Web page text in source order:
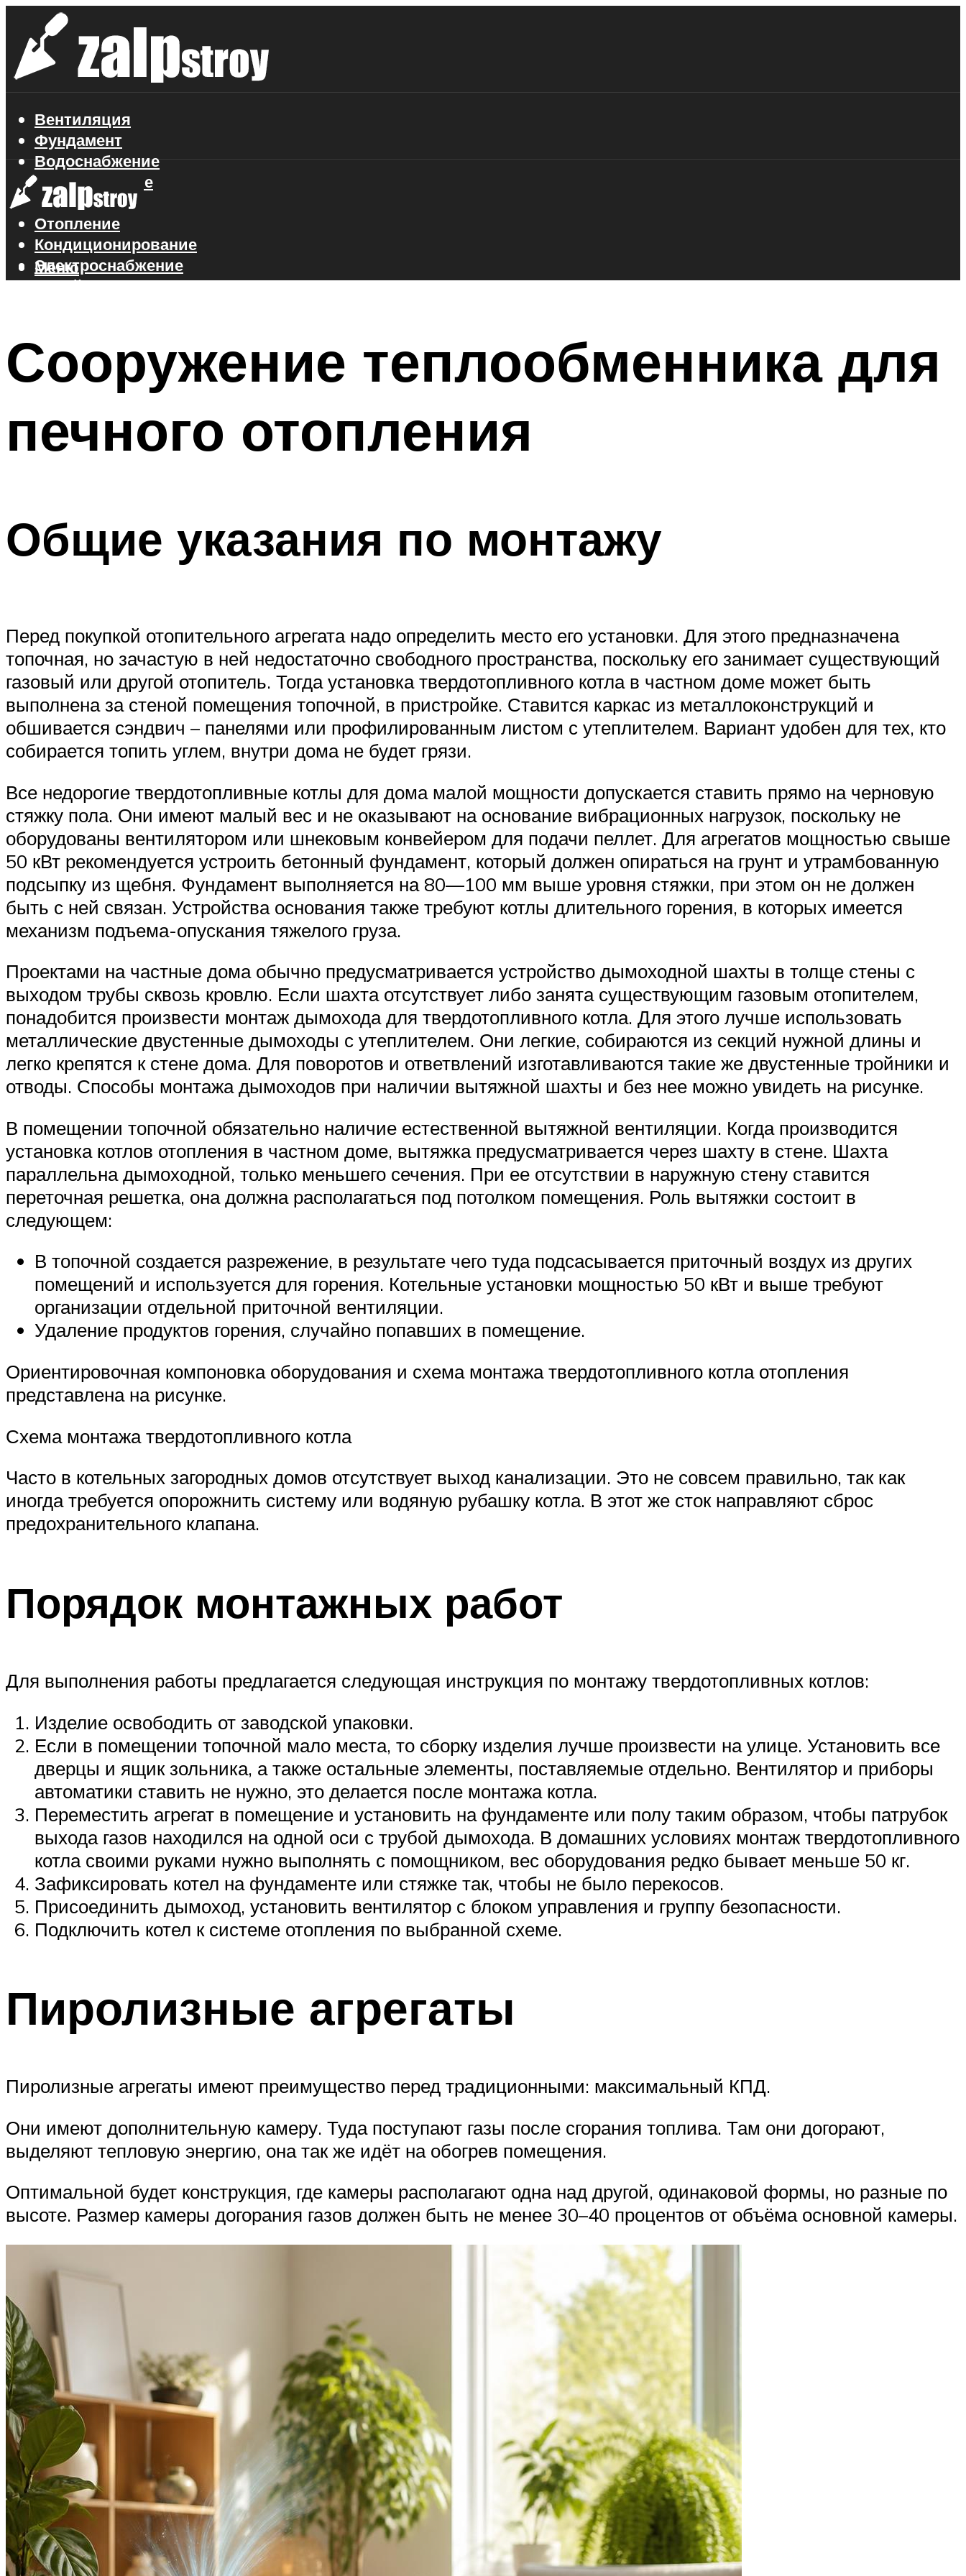
Вентиляция
Фундамент
Водоснабжение
Газоснабжение
Канализация
Отопление
Кондиционирование
Электроснабжение
Стройматериалы
Меню
Сооружение теплообменника для
печного отопления
Общие указания по монтажу
Перед покупкой отопительного агрегата надо определить место его установки. Для этого предназначена
топочная, но зачастую в ней недостаточно свободного пространства, поскольку его занимает существующий
газовый или другой отопитель. Тогда установка твердотопливного котла в частном доме может быть
выполнена за стеной помещения топочной, в пристройке. Ставится каркас из металлоконструкций и
обшивается сэндвич – панелями или профилированным листом с утеплителем. Вариант удобен для тех, кто
собирается топить углем, внутри дома не будет грязи.
Все недорогие твердотопливные котлы для дома малой мощности допускается ставить прямо на черновую
стяжку пола. Они имеют малый вес и не оказывают на основание вибрационных нагрузок, поскольку не
оборудованы вентилятором или шнековым конвейером для подачи пеллет. Для агрегатов мощностью свыше
50 кВт рекомендуется устроить бетонный фундамент, который должен опираться на грунт и утрамбованную
подсыпку из щебня. Фундамент выполняется на 80—100 мм выше уровня стяжки, при этом он не должен
быть с ней связан. Устройства основания также требуют котлы длительного горения, в которых имеется
механизм подъема-опускания тяжелого груза.
Проектами на частные дома обычно предусматривается устройство дымоходной шахты в толще стены с
выходом трубы сквозь кровлю. Если шахта отсутствует либо занята существующим газовым отопителем,
понадобится произвести монтаж дымохода для твердотопливного котла. Для этого лучше использовать
металлические двустенные дымоходы с утеплителем. Они легкие, собираются из секций нужной длины и
легко крепятся к стене дома. Для поворотов и ответвлений изготавливаются такие же двустенные тройники и
отводы. Способы монтажа дымоходов при наличии вытяжной шахты и без нее можно увидеть на рисунке.
В помещении топочной обязательно наличие естественной вытяжной вентиляции. Когда производится
установка котлов отопления в частном доме, вытяжка предусматривается через шахту в стене. Шахта
параллельна дымоходной, только меньшего сечения. При ее отсутствии в наружную стену ставится
переточная решетка, она должна располагаться под потолком помещения. Роль вытяжки состоит в
следующем:
В топочной создается разрежение, в результате чего туда подсасывается приточный воздух из других
помещений и используется для горения. Котельные установки мощностью 50 кВт и выше требуют
организации отдельной приточной вентиляции.
Удаление продуктов горения, случайно попавших в помещение.
Ориентировочная компоновка оборудования и схема монтажа твердотопливного котла отопления
представлена на рисунке.
Схема монтажа твердотопливного котла
Часто в котельных загородных домов отсутствует выход канализации. Это не совсем правильно, так как
иногда требуется опорожнить систему или водяную рубашку котла. В этот же сток направляют сброс
предохранительного клапана.
Порядок монтажных работ
Для выполнения работы предлагается следующая инструкция по монтажу твердотопливных котлов:
Изделие освободить от заводской упаковки.
Если в помещении топочной мало места, то сборку изделия лучше произвести на улице. Установить все
дверцы и ящик зольника, а также остальные элементы, поставляемые отдельно. Вентилятор и приборы
автоматики ставить не нужно, это делается после монтажа котла.
Переместить агрегат в помещение и установить на фундаменте или полу таким образом, чтобы патрубок
выхода газов находился на одной оси с трубой дымохода. В домашних условиях монтаж твердотопливного
котла своими руками нужно выполнять с помощником, вес оборудования редко бывает меньше 50 кг.
Зафиксировать котел на фундаменте или стяжке так, чтобы не было перекосов.
Присоединить дымоход, установить вентилятор с блоком управления и группу безопасности.
Подключить котел к системе отопления по выбранной схеме.
Пиролизные агрегаты
Пиролизные агрегаты имеют преимущество перед традиционными: максимальный КПД.
Они имеют дополнительную камеру. Туда поступают газы после сгорания топлива. Там они догорают,
выделяют тепловую энергию, она так же идёт на обогрев помещения.
Оптимальной будет конструкция, где камеры располагают одна над другой, одинаковой формы, но разные по
высоте. Размер камеры догорания газов должен быть не менее 30–40 процентов от объёма основной камеры.